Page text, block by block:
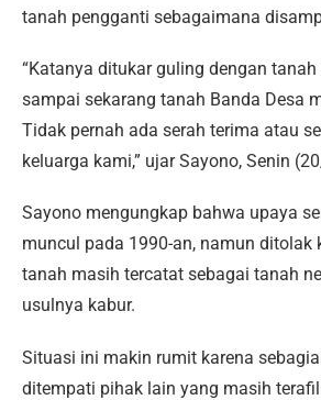
tanah pengganti sebagaimana
“Katanya ditukar guling dengan tanah
sampai sekarang tanah Banda Desa
Tidak pernah ada serah terima atau
keluarga kami,” ujar Sayono, Senin
Sayono mengungkap bahwa upaya
muncul pada 1990-an, namun ditolak
tanah masih tercatat sebagai tanah
usulnya kabur.
Situasi ini makin rumit karena
ditempati pihak lain yang masih